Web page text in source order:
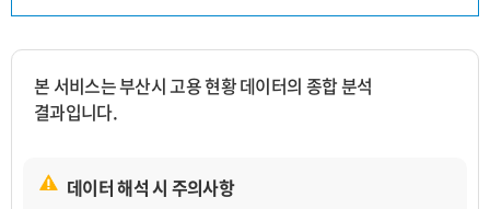
본 서비스는 부산시 고용 현황 데이터의 종합 분석
결과입니다.
데이터 해석 시 주의사항